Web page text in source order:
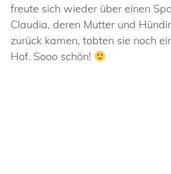
freute sich wieder über einen
Claudia, deren Mutter und
zurück kamen, tobten sie noch
Hof. Sooo schön!